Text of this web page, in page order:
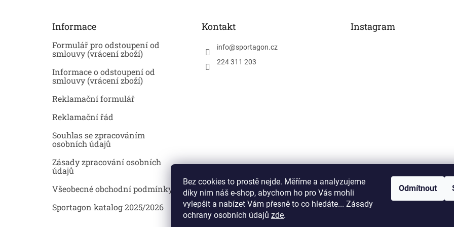
Bez cookies to prostě nejde. Měříme a analyzujeme
díky nim náš e-shop, abychom ho pro Vás mohli
vylepšit a nabízet Vám přesně to co hledáte... Zásady
ochrany osobních údajů zde.
Odmítnout
Informace
Formulář pro odstoupení od
smlouvy (vrácení zboží)
Informace o odstoupení od
smlouvy (vrácení zboží)
Reklamační formulář
Reklamační řád
Souhlas se zpracováním
osobních údajů
Zásady zpracování osobních
údajů
Všeobecné obchodní podmínky
Sportagon katalog 2025/2026
Kontakt
info@sportagon.cz
224 311 203
Instagram
Sledovat na